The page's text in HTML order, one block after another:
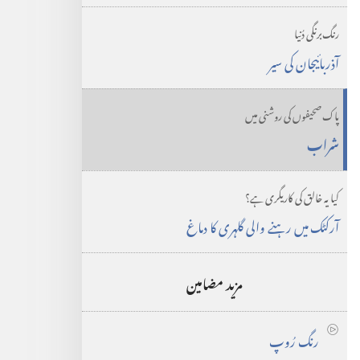
رنگ‌برنگی دُنیا
آذربائیجان کی سیر
پاک صحیفوں کی روشنی میں
شراب
کیا یہ خالق کی کاریگری ہے؟‏
آرکٹک میں رہنے والی گلہری کا دماغ
مزید مضامین
رنگ رُوپ